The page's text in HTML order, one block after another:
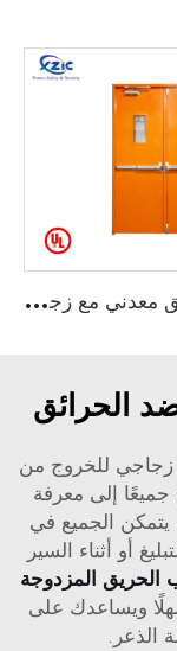
ب
اب حريق معدني مع زجاج خفيف
الحرائق
زجاجي للخروج من
جميعًا إلى معرفة
الجميع في
أو أثناء السير
الحريق المزدوجة
ويساعدك على
الذعر.